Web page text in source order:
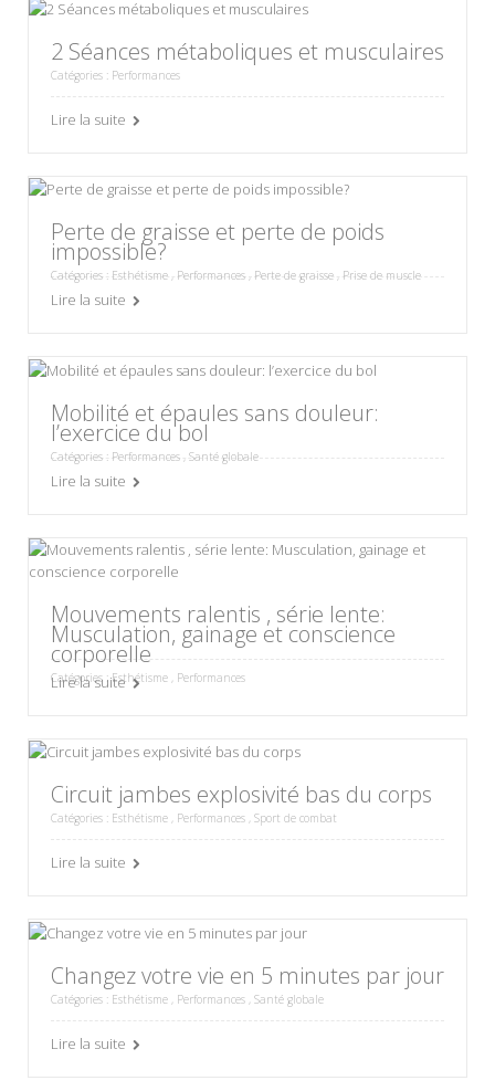
2 Séances métaboliques et musculaires
Catégories : Performances
Lire la suite
Perte de graisse et perte de poids
impossible?
Catégories : Esthétisme, Performances,Perte de graisse , Prise de muscle
Lire la suite
Mobilité et épaules sans douleur:
l’exercice du bol
Catégories : Performances , Santé globale
Lire la suite
Mouvements ralentis , série lente:
Musculation, gainage et conscience
corporelle
Catégories :Esthétisme Performances
Lire la suite
Circuit jambes explosivité bas du corps
Catégories : Esthétisme Performances Sport de combat
Lire la suite
Changez votre vie en 5 minutes par jour
Catégories : Esthétisme Performances Santé globale
Lire la suite